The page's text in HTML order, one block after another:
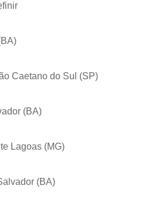
Caetano do Sul (SP)
(BA)
Lagoas (MG)
(BA)